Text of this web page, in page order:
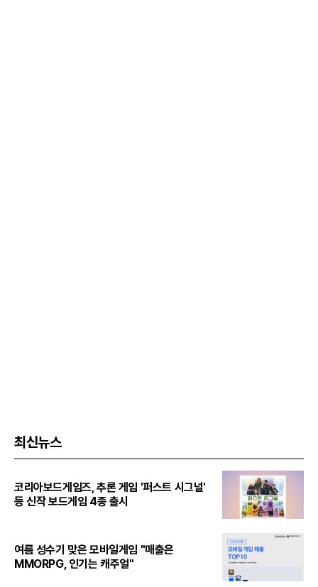
최신뉴스
코리아보드게임즈, 추론 게임 '퍼스트 시그널'
등 신작 보드게임 4종 출시
여름 성수기 맞은 모바일게임 "매출은
MMORPG, 인기는 캐주얼"